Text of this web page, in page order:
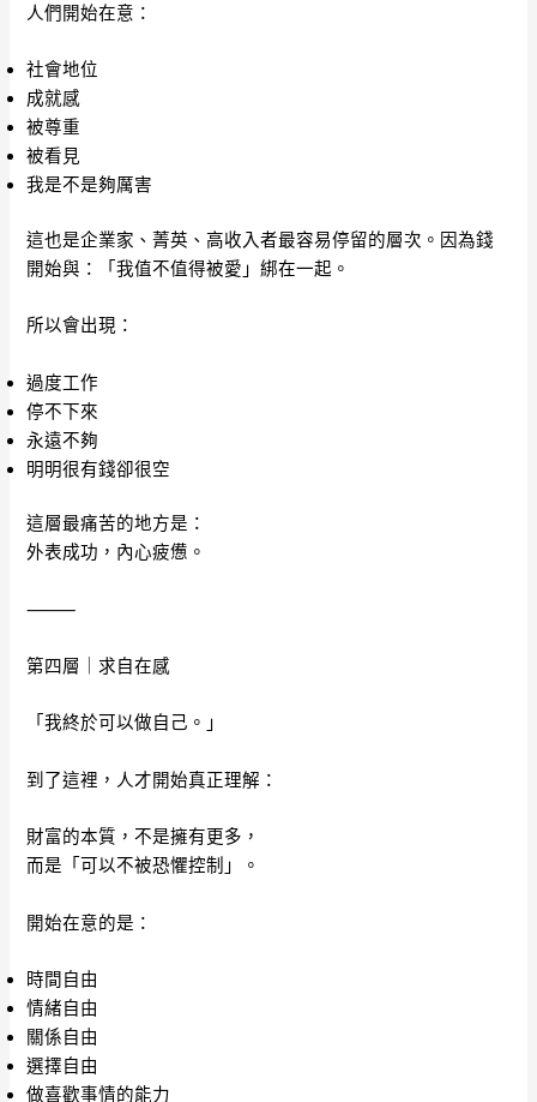
人們開始在意：
社會地位
成就感
被尊重
被看見
我是不是夠厲害
這也是企業家、菁英、高收入者最容易停留的層次。因為錢
開始與：「我值不值得被愛」綁在一起。
所以會出現：
過度工作
停不下來
永遠不夠
明明很有錢卻很空
這層最痛苦的地方是：
外表成功，內心疲憊。
⸻
第四層｜求自在感
「我終於可以做自己。」
到了這裡，人才開始真正理解：
財富的本質，不是擁有更多，
而是「可以不被恐懼控制」。
開始在意的是：
時間自由
情緒自由
關係自由
選擇自由
做喜歡事情的能力